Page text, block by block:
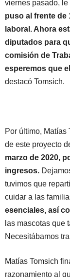
viernes pasado,
puso al frente de
laboral. Ahora
diputados para
comisión de
esperemos que
destacó Tomsich.
Por último, Matías
de este proyecto
marzo de 2020,
ingresos.
tuvimos que
cuidar a las
esenciales, así
las mascotas que
Necesitábamos
Matías Tomsich
razonamiento al